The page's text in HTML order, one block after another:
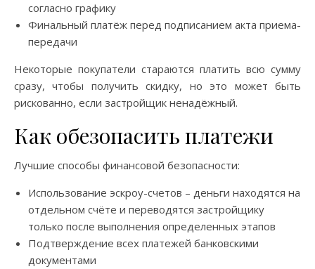
согласно графику
Финальный платёж перед подписанием акта приема-
передачи
Некоторые покупатели стараются платить всю сумму
сразу, чтобы получить скидку, но это может быть
рискованно, если застройщик ненадёжный.
Как обезопасить платежи
Лучшие способы финансовой безопасности:
Использование эскроу-счетов – деньги находятся на
отдельном счёте и переводятся застройщику
только после выполнения определенных этапов
Подтверждение всех платежей банковскими
документами